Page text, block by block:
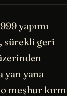
yapımı
sürekli geri
yan yana
meşhur